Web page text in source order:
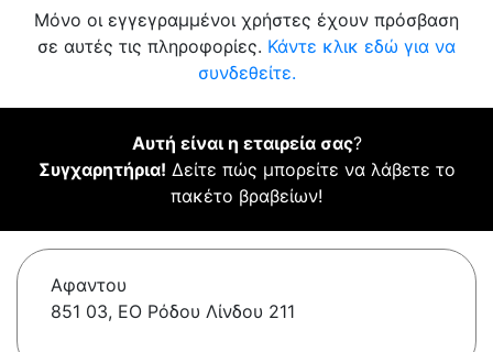
Μόνο οι εγγεγραμμένοι χρήστες έχουν πρόσβαση
σε αυτές τις πληροφορίες. Κάντε κλικ εδώ για να
συνδεθείτε.
Αυτή είναι η εταιρεία σας?
Συγχαρητήρια! Δείτε πώς μπορείτε να λάβετε το
πακέτο βραβείων!
Αφαντου
851 03, ΕΟ Ρόδου Λίνδου 211